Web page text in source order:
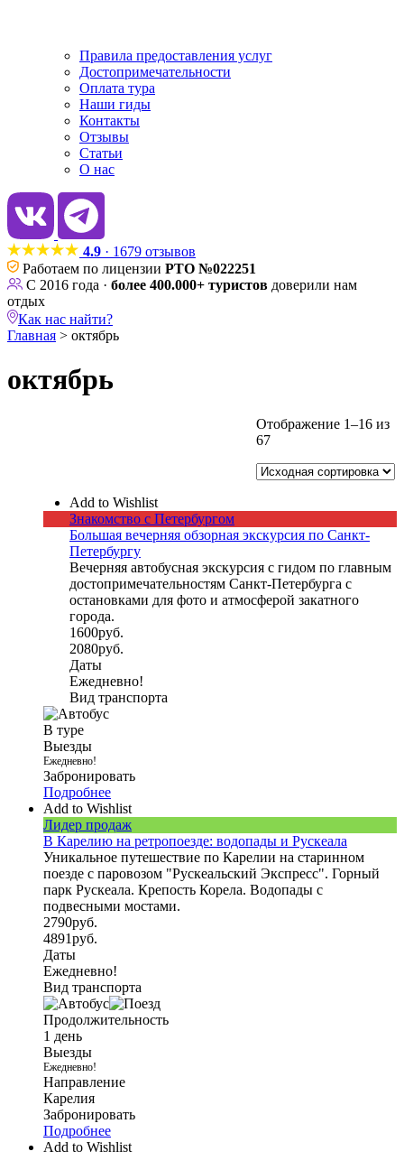
Правила предоставления услуг
Достопримечательности
Оплата тура
Наши гиды
Контакты
Отзывы
Статьи
О нас
4.9 · 1679 отзывов
Работаем по лицензии РТО №022251
С 2016 года · более 400.000+ туристов доверили нам
отдых
Как нас найти?
Главная > октябрь
октябрь
Отображение 1–16 из
67
Add to Wishlist
Знакомство с Петербургом
Большая вечерняя обзорная экскурсия по Санкт-
Петербургу
Вечерняя автобусная экскурсия с гидом по главным
достопримечательностям Санкт-Петербурга с
остановками для фото и атмосферой закатного
города.
1600руб.
2080руб.
Даты
Ежедневно!
Вид транспорта
В туре
Выезды
Ежедневно!
Забронировать
Подробнее
Add to Wishlist
Лидер продаж
В Карелию на ретропоезде: водопады и Рускеала
Уникальное путешествие по Карелии на старинном
поезде с паровозом "Рускеальский Экспресс". Горный
парк Рускеала. Крепость Корела. Водопады с
подвесными мостами.
2790руб.
4891руб.
Даты
Ежедневно!
Вид транспорта
Продолжительность
1 день
Выезды
Ежедневно!
Направление
Карелия
Забронировать
Подробнее
Add to Wishlist